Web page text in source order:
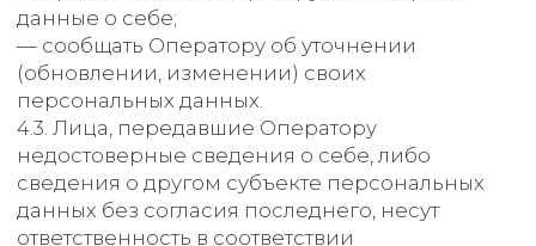
об исполнительном производстве.
7.4. Обработка персональных данных
необходима для исполнения договора,
стороной которого либо
выгодоприобретателем или поручителем
по которому является субъект персональных
данных, а также для заключения договора
по инициативе субъекта персональных
данных или договора, по которому субъект
персональных данных будет являться
выгодоприобретателем или поручителем.
7.5. Обработка персональных данных